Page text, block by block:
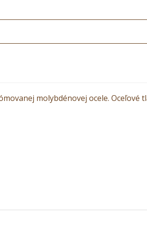
molybdénovej ocele.